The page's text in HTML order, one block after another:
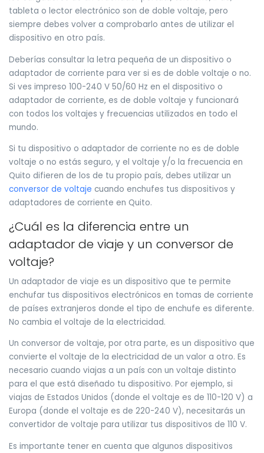
tableta o lector electrónico son de doble voltaje, pero
siempre debes volver a comprobarlo antes de utilizar el
dispositivo en otro país.
Deberías consultar la letra pequeña de un dispositivo o
adaptador de corriente para ver si es de doble voltaje o no.
Si ves impreso 100-240 V 50/60 Hz en el dispositivo o
adaptador de corriente, es de doble voltaje y funcionará
con todos los voltajes y frecuencias utilizados en todo el
mundo.
Si tu dispositivo o adaptador de corriente no es de doble
voltaje o no estás seguro, y el voltaje y/o la frecuencia en
Quito difieren de los de tu propio país, debes utilizar un
conversor de voltaje cuando enchufes tus dispositivos y
adaptadores de corriente en Quito.
¿Cuál es la diferencia entre un
adaptador de viaje y un conversor de
voltaje?
Un adaptador de viaje es un dispositivo que te permite
enchufar tus dispositivos electrónicos en tomas de corriente
de países extranjeros donde el tipo de enchufe es diferente.
No cambia el voltaje de la electricidad.
Un conversor de voltaje, por otra parte, es un dispositivo que
convierte el voltaje de la electricidad de un valor a otro. Es
necesario cuando viajas a un país con un voltaje distinto
para el que está diseñado tu dispositivo. Por ejemplo, si
viajas de Estados Unidos (donde el voltaje es de 110-120 V) a
Europa (donde el voltaje es de 220-240 V), necesitarás un
convertidor de voltaje para utilizar tus dispositivos de 110 V.
Es importante tener en cuenta que algunos dispositivos